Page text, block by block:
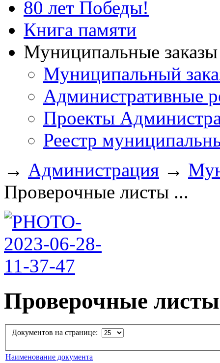
80 лет Победы!
Книга памяти
Муниципальные
Муниципальный
Административные
Проекты
Реестр
→ Администрация →
Проверочные листы ...
Проверочные листы
Документов на странице:
Наименование документа